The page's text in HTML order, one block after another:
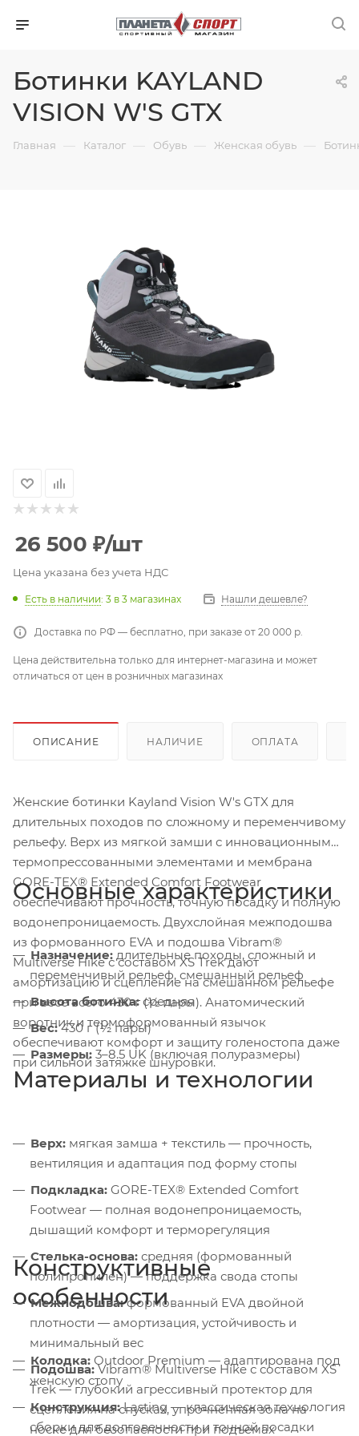
Ботинки KAYLAND
VISION W'S GTX
Главная — Каталог — Обувь — Женская обувь —
26 500 ₽/шт
Цена указана без учета НДС
Есть в наличии: 3 в 3 магазинах Нашли дешевле?
Доставка по РФ — бесплатно, при заказе от 20 000 р.
Цена действительна только для интернет-магазина и может
отличаться от цен в розничных магазинах
ОПИСАНИЕ НАЛИЧИЕ ОПЛАТА
Женские ботинки Kayland Vision W's GTX для
длительных походов по сложному и переменчивому
рельефу. Верх из мягкой замши с инновационными
термопрессованными элементами и мембрана
GORE-TEX® Extended Comfort Footwear
обеспечивают прочность, точную посадку и полную
водонепроницаемость. Двухслойная межподошва
из формованного EVA и подошва Vibram®
Multiverse Hike с составом XS Trek дают
амортизацию и сцепление на смешанном рельефе
при весе всего 430 г (½ пары). Анатомический
воротник и термоформованный язычок
обеспечивают комфорт и защиту голеностопа даже
при сильной затяжке шнуровки.
Основные характеристики
Назначение: длительные походы, сложный и
переменчивый рельеф, смешанный рельеф
Высота ботинка:средняя
Вес:430 г (½ пары)
Размеры: 3–8.5 UK (включая полуразмеры)
Материалы и технологии
Верх: мягкая замша + текстиль — прочность,
вентиляция и адаптация под форму стопы
Подкладка: GORE-TEX® Extended Comfort
Footwear — полная водонепроницаемость,
дышащий комфорт и терморегуляция
Стелька-основа: средняя (формованный
полипропилен) — поддержка свода стопы
Межподошва:формованный EVA двойной
плотности — амортизация, устойчивость и
минимальный вес
Подошва:Vibram® Multiverse Hike с составом XS
Trek — глубокий агрессивный протектор для
сцепления на спусках, упрочнённая зона на
носке для безопасности при подъёмах
Конструктивные
особенности
Колодка: Outdoor Premium — адаптирована под
женскую стопу
Конструкция:Lasting — классическая технология
сборки для долговечности и точной посадки